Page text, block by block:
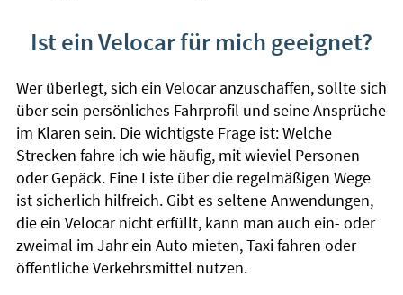
Ist ein Velocar für mich geeignet?
Wer überlegt, sich ein Velocar anzuschaffen, sollte sich
über sein persönliches Fahrprofil und seine Ansprüche
im Klaren sein. Die wichtigste Frage ist: Welche
Strecken fahre ich wie häufig, mit wieviel Personen
oder Gepäck. Eine Liste über die regelmäßigen Wege
ist sicherlich hilfreich. Gibt es seltene Anwendungen,
die ein Velocar nicht erfüllt, kann man auch ein- oder
zweimal im Jahr ein Auto mieten, Taxi fahren oder
öffentliche Verkehrsmittel nutzen.